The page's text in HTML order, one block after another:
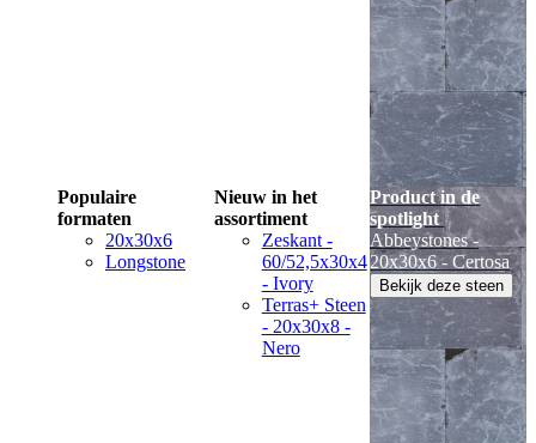
Populaire
formaten
20x30x6
Longstone
Nieuw in het
assortiment
Zeskant -
60/52,5x30x4
- Ivory
Terras+ Steen
- 20x30x8 -
Nero
Product in de
spotlight
Abbeystones -
20x30x6 - Certosa
Bekijk deze steen